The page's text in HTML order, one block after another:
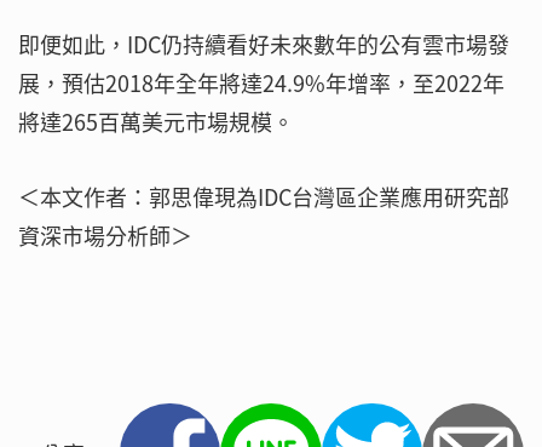
即便如此，IDC仍持續看好未來數年的公有雲市場發
展，預估2018年全年將達24.9%年增率，至2022年
將達265百萬美元市場規模。
＜本文作者：郭思偉現為IDC台灣區企業應用研究部
資深市場分析師＞